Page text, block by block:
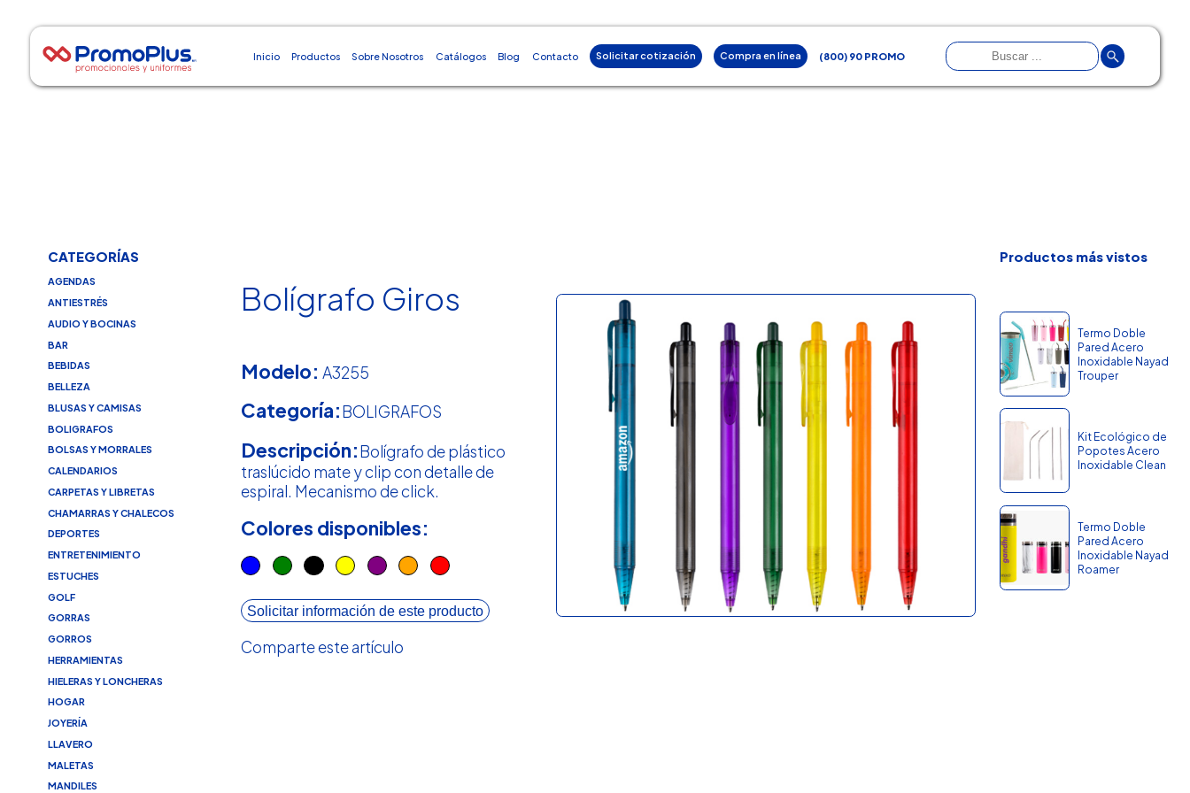
Inicio Productos Sobre Nosotros Catálogos Blog Contacto Solicitar cotización Compra en línea (800) 90 PROMO
CATEGORÍAS
AGENDAS
ANTIESTRÉS
AUDIO Y BOCINAS
BAR
BEBIDAS
BELLEZA
BLUSAS Y CAMISAS
BOLIGRAFOS
BOLSAS Y MORRALES
CALENDARIOS
CARPETAS Y LIBRETAS
CHAMARRAS Y CHALECOS
DEPORTES
ENTRETENIMIENTO
ESTUCHES
GOLF
GORRAS
GORROS
HERRAMIENTAS
HIELERAS Y LONCHERAS
HOGAR
JOYERÍA
LLAVERO
MALETAS
MANDILES
Bolígrafo Giros
Modelo: A3255
Categoría:BOLIGRAFOS
Descripción:Bolígrafo de plástico
traslúcido mate y clip con detalle de
espiral. Mecanismo de click.
Colores disponibles:
Solicitar información de este producto
Comparte este artículo
Productos más vistos
Termo Doble
Pared Acero
Inoxidable Nayad
Trouper
Kit Ecológico de
Popotes Acero
Inoxidable Clean
Termo Doble
Pared Acero
Inoxidable Nayad
Roamer